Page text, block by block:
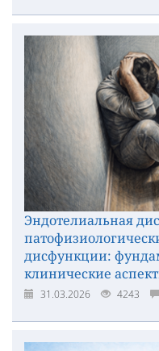
Эндотелиальная
дисфункции:
клинические
31.03.2026 4243